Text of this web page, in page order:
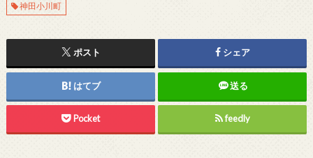
神田小川町
ポスト シェア
はてブ 送る
Pocket feedly